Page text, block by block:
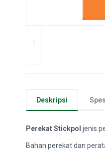
Deskripsi
Perekat Stickpol jenis
Bahan perekat dan